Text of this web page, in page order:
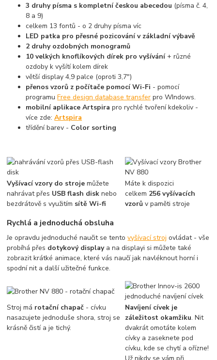
3 druhy písma s kompletní českou abecedou (písma č. 4,
8 a 9)
celkem 13 fontů - o 2 druhy písma víc
LED patka pro přesné pozicování v základní výbavě
2 druhy ozdobných monogramů
10 velkých knoflíkových dírek pro vyšívání+ různé
ozdoby k vyšítí kolem dírek
větší display 4,9 palce (oproti 3,7")
přenos vzorů z počítače pomocí Wi-Fi - pomocí
programuFree design database transfer pro WIndows.
mobilní aplikace Artspira pro rychlé tvoření kdekoliv -
více zde:Artspira
třídění barev - Color sorting
Vyšívací vzory do strojemůžete
nahrávat přes USB flash disk nebo
bezdrátově s využitím sítě Wi-fi
Máte k dispozici
celkem 256 vyšívacích
vzorů v paměti stroje
Rychlá a jednoduchá obsluha
Je opravdu jednoduché naučit se tentovyšívací stroj ovládat - vše
probíhá přes dotykový displaya na displayi si můžete také
zobrazit krátké animace, které vás naučí jak navléknout horní i
spodní nit a další užitečné funkce.
Stroj má rotační chapač - cívku
nasazujete jednoduše shora, stroj se
krásně čistí a je tichý.
Navíjení cívek je
záležitost okamžiku. Nit
dvakrát omotáte kolem
cívky a zaseknete pod
cívku, kde se chytí a ořízne!
Už nikdy se vám při